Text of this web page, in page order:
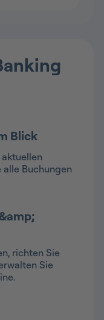
Blick
alle Buchungen
richten Sie
Sie